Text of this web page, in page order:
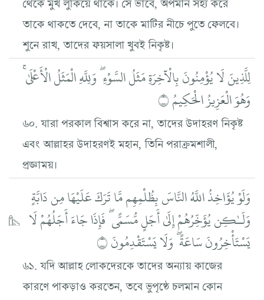
তাকে থাকতে দেবে, না তাকে মাটির নীচে পুতে ফেলবে।
শুনে রাখ, তাদের ফয়সালা খুবই নিকৃষ্ট।
لِلَّذِينَ لَا يُؤْمِنُونَ بِالْآخِرَةِ مَثَلُ السَّوْءِ ۖ وَلِلَّهِ الْمَثَلُ الْأَعْلَىٰ ۚ
وَهُوَ الْعَزِيزُ الْحَكِيمُ ۝
৬০. যারা পরকাল বিশ্বাস করে না, তাদের উদাহরণ নিকৃষ্ট
এবং আল্লাহর উদাহরণই মহান, তিনি পরাক্রমশালী,
প্রজ্ঞাময়।
وَلَوْ يُؤَاخِذُ اللَّهُ النَّاسَ بِظُلْمِهِم مَّا تَرَكَ عَلَيْهَا مِن دَابَّةٍ
وَلَـٰكِن يُؤَخِّرُهُمْ إِلَىٰ أَجَلٍ مُّسَمًّى ۖ فَإِذَا جَاءَ أَجَلُهُمْ لَا
يَسْتَأْخِرُونَ سَاعَةً ۖ وَلَا يَسْتَقْدِمُونَ ۝
৬১. যদি আল্লাহ লোকদেরকে তাদের অন্যায় কাজের
কারণে পাকড়াও করতেন, তবে ভুপৃষ্ঠে চলমান কোন